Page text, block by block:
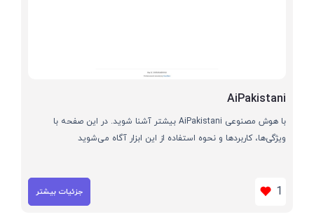
AiPakistani
با هوش مصنوعی AiPakistani بیشتر آشنا شوید. در این صفحه با
ویژگی‌ها، کاربردها و نحوه استفاده از این ابزار آگاه می‌شوید
1 جزئیات بیشتر